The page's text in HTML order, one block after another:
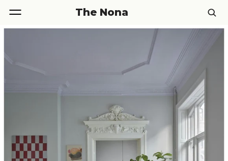
The Nona